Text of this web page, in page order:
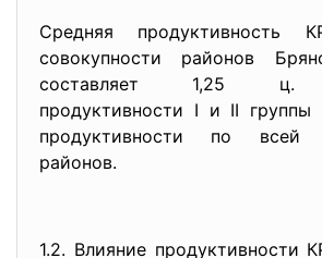
Средняя продуктивность
совокупности районов
составляет 1,25 ц.
продуктивности I и II группы
продуктивности по всей
районов.
1.2. Влияние продуктивности